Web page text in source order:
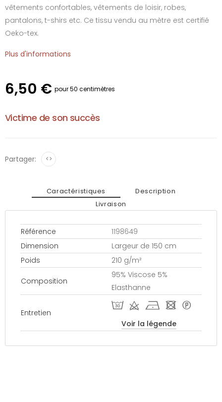
vêtements confortables, vêtements de loisir, robes,
pantalons, t-shirs etc. Ce tissu vendu au mètre est certifié
Oeko-tex.
Plus d'informations
6,50 € pour 50 centimètres
Victime de son succès
Partager: <>
Caractéristiques
Description
Livraison
Référence
1198649
Dimension
Largeur de 150 cm
Poids
210 g/m²
Composition
95% Viscose 5%
Elasthanne
Entretien
T d h - *
Voir la légende